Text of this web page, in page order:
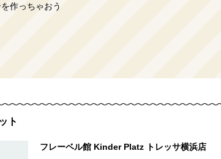
作っちゃおう
ト
フレーベル館 Kinder Platz トレッサ横浜店